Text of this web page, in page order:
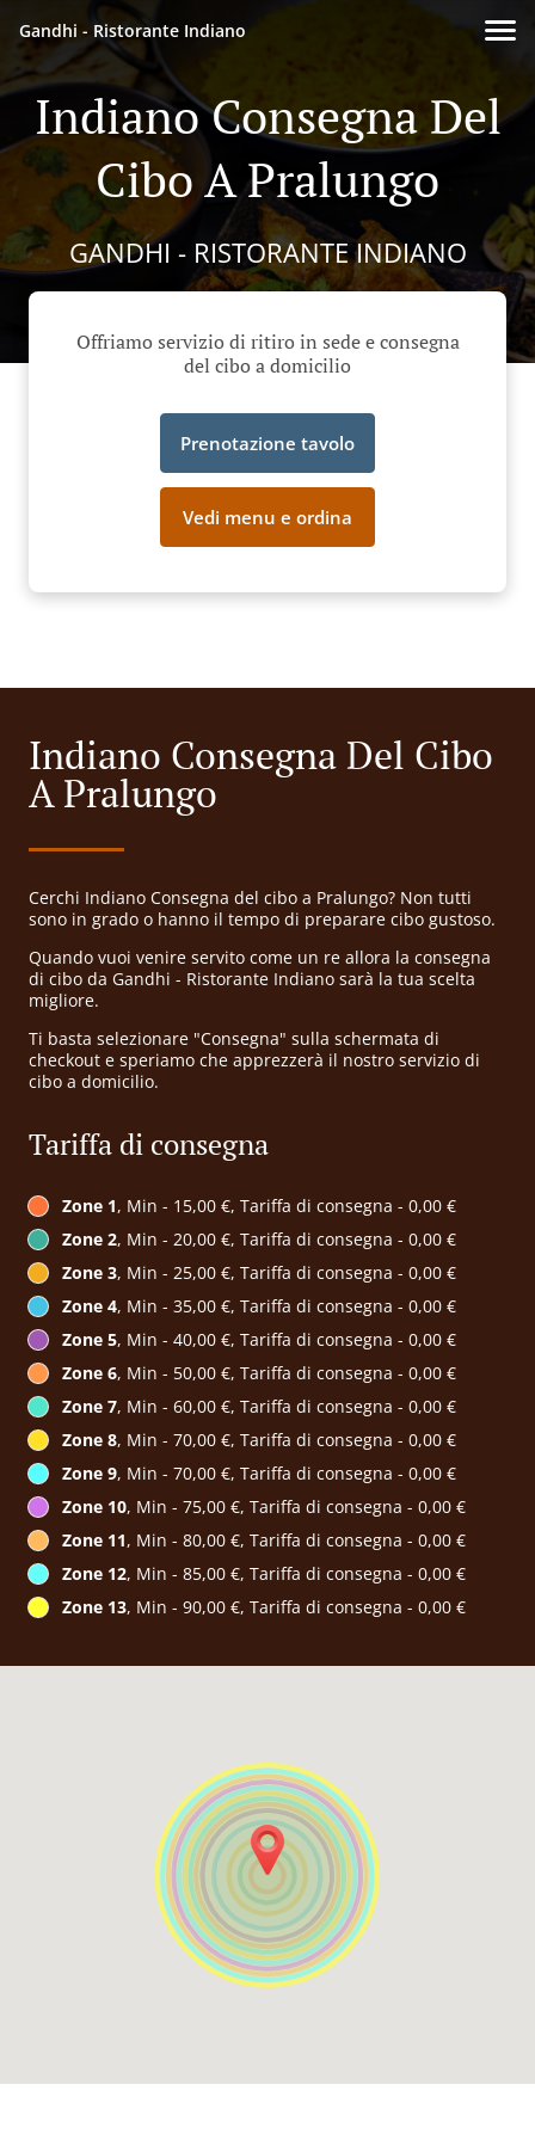
Gandhi - Ristorante Indiano
Indiano Consegna Del
Cibo A Pralungo
GANDHI - RISTORANTE INDIANO
Offriamo servizio di ritiro in sede e consegna
del cibo a domicilio
Prenotazione tavolo
Vedi menu e ordina
Indiano Consegna Del Cibo
A Pralungo
Cerchi Indiano Consegna del cibo a Pralungo? Non tutti
sono in grado o hanno il tempo di preparare cibo gustoso.
Quando vuoi venire servito come un re allora la consegna
di cibo da Gandhi - Ristorante Indiano sarà la tua scelta
migliore.
Ti basta selezionare "Consegna" sulla schermata di
checkout e speriamo che apprezzerà il nostro servizio di
cibo a domicilio.
Tariffa di consegna
Zone 1, Min - 15,00 €, Tariffa di consegna - 0,00 €
Zone 2, Min - 20,00 €, Tariffa di consegna - 0,00 €
Zone 3, Min - 25,00 €, Tariffa di consegna - 0,00 €
Zone 4, Min - 35,00 €, Tariffa di consegna - 0,00 €
Zone 5, Min - 40,00 €, Tariffa di consegna - 0,00 €
Zone 6, Min - 50,00 €, Tariffa di consegna - 0,00 €
Zone 7, Min - 60,00 €, Tariffa di consegna - 0,00 €
Zone 8, Min - 70,00 €, Tariffa di consegna - 0,00 €
Zone 9, Min - 70,00 €, Tariffa di consegna - 0,00 €
Zone 10, Min - 75,00 €, Tariffa di consegna - 0,00 €
Zone 11, Min - 80,00 €, Tariffa di consegna - 0,00 €
Zone 12, Min - 85,00 €, Tariffa di consegna - 0,00 €
Zone 13, Min - 90,00 €, Tariffa di consegna - 0,00 €